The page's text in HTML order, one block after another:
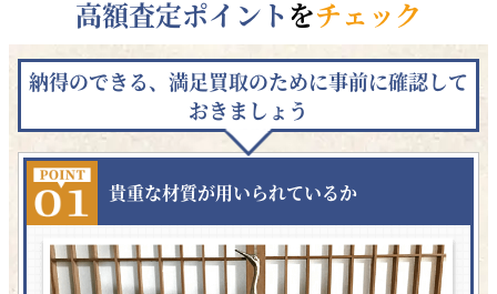
高額査定ポイントをチェック
納得のできる、満足買取のために事前に確認して
おきましょう
貴重な材質が用いられているか